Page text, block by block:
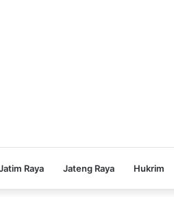
Raya Jateng Raya Hukrim